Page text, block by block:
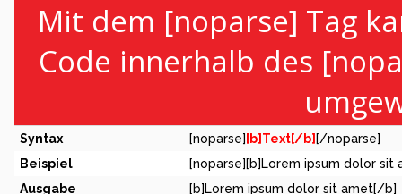
Mit dem [noparse] Tag
Code innerhalb des
Syntax [noparse] [b]Text[/b] [/noparse]
Beispiel
[noparse][b]Lorem ipsum dolor
Ausgabe
[b]Lorem ipsum dolor sit amet[/b]